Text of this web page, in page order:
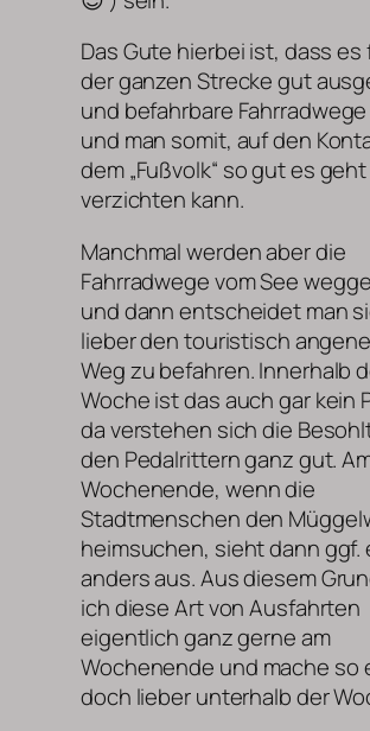
Das Gute hierbei ist, dass
der ganzen Strecke gut
und befahrbare
und man somit, auf den
dem „Fußvolk“ so gut es geht
verzichten kann.
Manchmal werden aber die
Fahrradwege vom See
und dann entscheidet man
lieber den touristisch
Weg zu befahren. Innerhalb
Woche ist das auch gar kein
da verstehen sich die
den Pedalrittern ganz gut.
Wochenende, wenn die
Stadtmenschen den
heimsuchen, sieht dann ggf.
anders aus. Aus diesem
ich diese Art von Ausfahrten
eigentlich ganz gerne am
Wochenende und mache so
doch lieber unterhalb der